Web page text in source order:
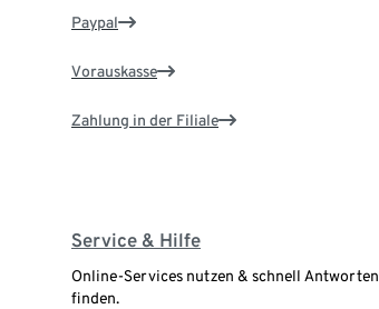
Paypal
Vorauskasse
Zahlung in der Filiale
Service & Hilfe
Online-Services nutzen & schnell Antworten
finden.